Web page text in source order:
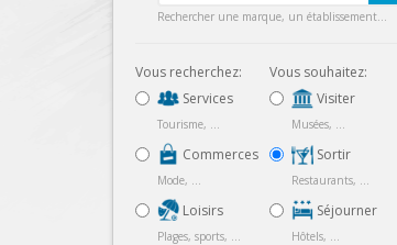
Rechercher une marque, un établissement...
Vous recherchez:
Services
Tourisme, ...
Commerces
Mode, ...
Loisirs
Plages, sports, ...
Vous souhaitez:
Visiter
Musées, ...
Sortir
Restaurants, ...
Séjourner
Hôtels, ...